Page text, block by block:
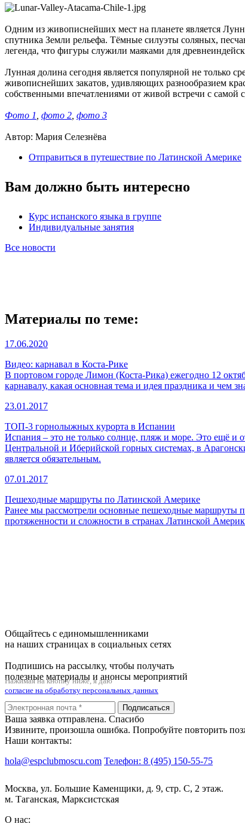
Одним из живописнейших мест на планете является
спутника Земли рельефа. Тёмные силуэты соляных,
легенда, что фигуры служили маяками для
Лунная долина сегодня является популярной не только
живописнейших закатов, удивляющих разнообразием
собственными впечатлениями от живой встречи с самой
Фото 1 фото 2 фото 3
Автор: Мария Селезнёва
Отправиться в путешествие по Латинской Америке
Вам должно быть интересно
Курс испанского языка в группе
Индивидуальные занятия
Все новости
Материалы по теме:
17.06.2020
Видео: карнавал в Коста-Рике
В портовом городе Лимон (Коста-Рика) ежегодно 12
карнавалу, какая основная тема и идея праздника и
23.01.2017
ТОП-3 горнолыжных курорта в Испании
Испания – это не только солнце, пляж и море. Это ещё и
Центральной и Иберийской горных системах, в
является обязательным.
07.01.2017
Пешеходные маршруты по Латинской Америке
Ранее мы рассмотрели основные пешеходные маршруты
протяженности и сложности в странах Латинской
Общайтесь с единомышленниками
на наших страницах в социальных сетях
Подпишись на рассылку, чтобы получать
полезные материалы и анонсы мероприятий
Нажимая на кнопку ниже, я даю
согласие на обработку персональных данных
Подписаться
Ваша заявка отправлена. Спасибо
Извините, произошла ошибка. Попробуйте повторить
Наши контакты:
hola@espclubmoscu.com Телефон: 8 (495) 150-55-75
Москва, ул. Большие Каменщики, д. 9, стр. С, 2 этаж.
м. Таганская, Марксистская
О нас: